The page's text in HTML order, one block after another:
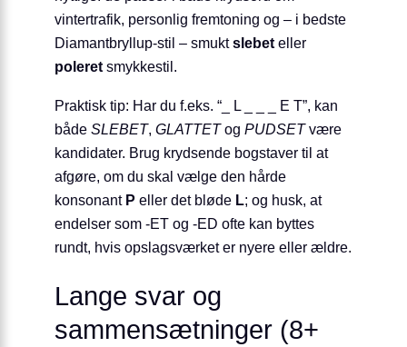
vintertrafik, personlig fremtoning og – i bedste
Diamantbryllup-stil – smuktslebet eller
poleret smykkestil.
Praktisk tip: Har du f.eks. “_ L _ _ _ E T”, kan
både SLEBET, GLATTETog PUDSETvære
kandidater. Brug krydsende bogstaver til at
afgøre, om du skal vælge den hårde
konsonant P eller det bløde L; og husk, at
endelser som -ET og -ED ofte kan byttes
rundt, hvis opslagsværket er nyere eller ældre.
Lange svar og
sammensætninger (8+